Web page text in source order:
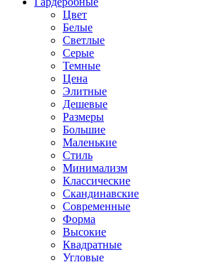
Цвет
Белые
Светлые
Серые
Темные
Цена
Элитные
Дешевые
Размеры
Большие
Маленькие
Стиль
Минимализм
Классические
Скандинавские
Современные
Форма
Высокие
Квадратные
Угловые